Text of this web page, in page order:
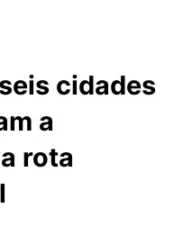
cidades
a
rota